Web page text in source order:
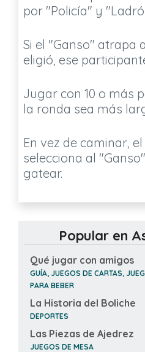
por "Policía" y
Si el "Ganso" atrapa
eligió, ese
Jugar con 10 o más
la ronda sea más
En vez de caminar,
selecciona al
gatear.
Popular en
Qué jugar con amigos
GUÍA, JUEGOS DE CARTAS,
PARA BEBER
La Historia del Boliche
DEPORTES
Las Piezas de Ajedrez
JUEGOS DE MESA